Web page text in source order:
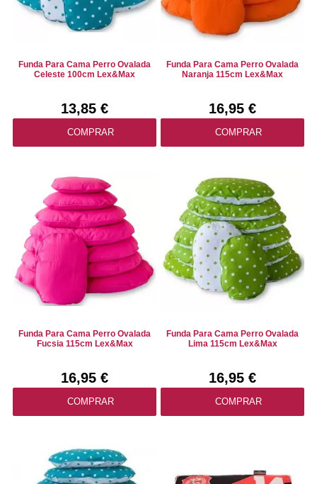
Funda Para Cama Perro Ovalada
Celeste 100cm Lex&Max
13,85 €
COMPRAR
Funda Para Cama Perro Ovalada
Naranja 115cm Lex&Max
16,95 €
COMPRAR
Funda Para Cama Perro Ovalada
Fucsia 115cm Lex&Max
16,95 €
COMPRAR
Funda Para Cama Perro Ovalada
Lima 115cm Lex&Max
16,95 €
COMPRAR